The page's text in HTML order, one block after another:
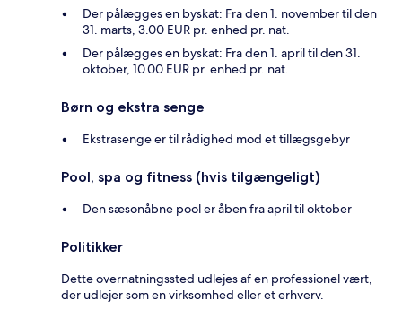
Der pålægges en byskat: Fra den 1. november til den
31. marts, 3.00 EUR pr. enhed pr. nat.
Der pålægges en byskat: Fra den 1. april til den 31.
oktober, 10.00 EUR pr. enhed pr. nat.
Børn og ekstra senge
Ekstrasenge er til rådighed mod et tillægsgebyr
Pool, spa og fitness (hvis tilgængeligt)
Den sæsonåbne pool er åben fra april til oktober
Politikker
Dette overnatningssted udlejes af en professionel vært,
der udlejer som en virksomhed eller et erhverv.